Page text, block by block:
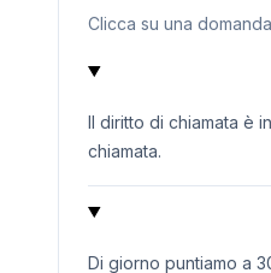
Clicca su una
Il diritto di chiamata è
chiamata.
Di giorno puntiamo a